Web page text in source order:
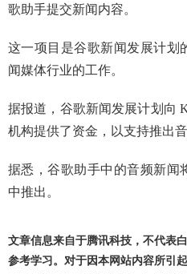
歌助手提交新闻内容。
这一项目是谷歌新闻发展计划
闻媒体行业的工作。
据报道，谷歌新闻发展计划向
机构提供了资金，以支持推出音
据悉，谷歌助手中的音频新闻
中推出。
文章信息来自于腾讯科技，不代表
参考学习。对于因本网站内容所引